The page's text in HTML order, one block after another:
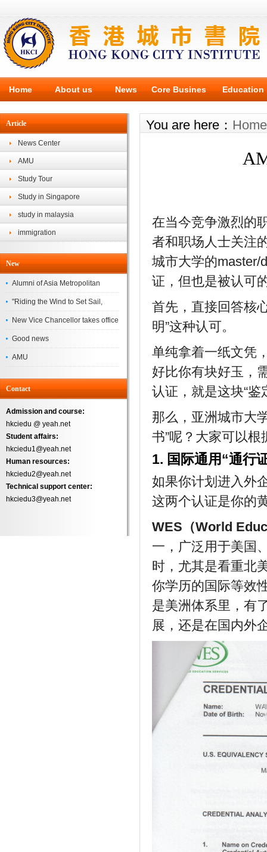
Home About us News Core Busines Education
Article
News Center
AMU
Study Tour
Study in Singapore
study in malaysia
immigration
New
Alumni of Asia Metropolitan
University Successfully
Complete the
"Riding the Wind to Set Sail,
Jointly Painting a New Blueprint"
– Asia Metropolitan University's
2026 annual conference
New Vice Chancellor takes office
Good news
AMU
Contact
Admission and course:
hkciedu @ yeah.net
Student affairs:
hkciedu1@yeah.net
Human resources:
hkciedu2@yeah.net
Technical support center:
hkciedu3@yeah.net
You are here： Home
在当今竞争激烈的
者和职场人士关注
城市大学的master/
证，但也是被认可
首先，直接回答核
明”这种认可。
单纯拿着一纸文凭
好比你有块好玉，
认证，就是这块“鉴
那么，亚洲城市大
书”呢？大家可以
1. 国际通用“通行
如果你计划进入外
这两个认证是你的
WES（World
一，广泛用于美国
时，尤其是看重北
你学历的国际等效
是美洲体系里，有
展，还是在国内外